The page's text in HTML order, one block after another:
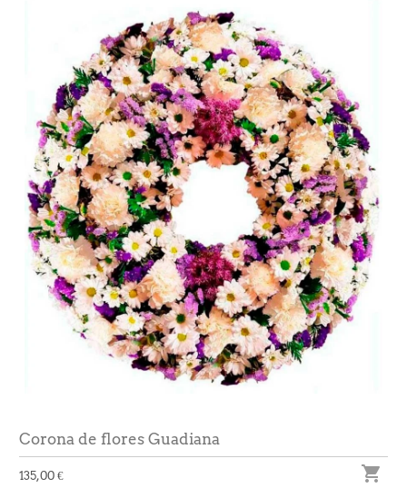
Corona de flores Guadiana
135,00 € 